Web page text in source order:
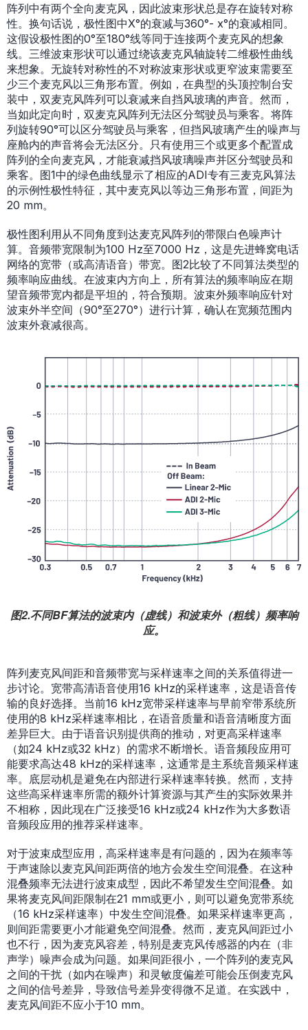
阵列中有两个全向麦克风，因此波束形状总是存在旋转对称
性。换句话说，极性图中X°的衰减与360°- x°的衰减相同。
这假设极性图的0°至180°线等同于连接两个麦克风的想象
线。三维波束形状可以通过绕该麦克风轴旋转二维极性曲线
来想象。无旋转对称性的不对称波束形状或更窄波束需要至
少三个麦克风以三角形布置。例如，在典型的头顶控制台安
装中，双麦克风阵列可以衰减来自挡风玻璃的声音。然而，
当如此定向时，双麦克风阵列无法区分驾驶员与乘客。将阵
列旋转90°可以区分驾驶员与乘客，但挡风玻璃产生的噪声与
座舱内的声音将会无法区分。只有使用三个或更多个配置成
阵列的全向麦克风，才能衰减挡风玻璃噪声并区分驾驶员和
乘客。图1中的绿色曲线显示了相应的ADI专有三麦克风算法
的示例性极性特征，其中麦克风以等边三角形布置，间距为
20 mm。
极性图利用从不同角度到达麦克风阵列的带限白色噪声计
算。音频带宽限制为100 Hz至7000 Hz，这是先进蜂窝电话
网络的宽带（或高清语音）带宽。图2比较了不同算法类型的
频率响应曲线。在波束内方向上，所有算法的频率响应在期
望音频带宽内都是平坦的，符合预期。波束外频率响应针对
波束外半空间（90°至270°）进行计算，确认在宽频范围内
波束外衰减很高。
图2.不同BF算法的波束内（虚线）和波束外（粗线）频率响
应。
阵列麦克风间距和音频带宽与采样速率之间的关系值得进一
步讨论。宽带高清语音使用16 kHz的采样速率，这是语音传
输的良好选择。当前16 kHz宽带采样速率与早前窄带系统所
使用的8 kHz采样速率相比，在语音质量和语音清晰度方面
差异巨大。由于语音识别提供商的推动，对更高采样速率
（如24 kHz或32 kHz）的需求不断增长。语音频段应用可
能要求高达48 kHz的采样速率，这通常是主系统音频采样速
率。底层动机是避免在内部进行采样速率转换。然而，支持
这些高采样速率所需的额外计算资源与其产生的实际效果并
不相称，因此现在广泛接受16 kHz或24 kHz作为大多数语
音频段应用的推荐采样速率。
对于波束成型应用，高采样速率是有问题的，因为在频率等
于声速除以麦克风间距两倍的地方会发生空间混叠。在这种
混叠频率无法进行波束成型，因此不希望发生空间混叠。如
果将麦克风间距限制在21 mm或更小，则可以避免宽带系统
（16 kHz采样速率）中发生空间混叠。如果采样速率更高，
则间距需要更小才能避免空间混叠。然而，麦克风间距过小
也不行，因为麦克风容差，特别是麦克风传感器的内在（非
声学）噪声会成为问题。如果间距很小，一个阵列的麦克风
之间的干扰（如内在噪声）和灵敏度偏差可能会压倒麦克风
之间的信号差异，导致信号差异变得微不足道。在实践中，
麦克风间距不应小于10 mm。